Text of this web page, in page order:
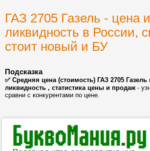
ГАЗ 2705 Газель - цена и
ликвидность в России,
стоит новый и БУ
Подсказка
✅ Средняя цена (стоимость) ГАЗ 2705 Газель
ликвидность , статистика цены и продаж-
сравни с конкурентами по цене.